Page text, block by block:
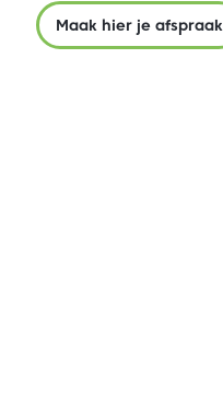
Maak hier je afspraak